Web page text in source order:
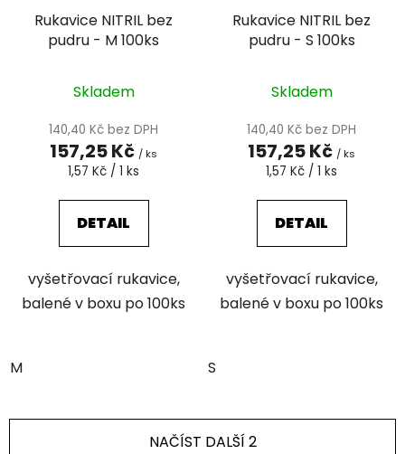
Rukavice NITRIL bez
pudru - M 100ks
Skladem
140,40 Kč bez DPH
157,25 Kč / ks
Měrná
1,57 Kč / 1 ks
DETAIL
vyšetřovací rukavice,
balené v boxu po 100ks
M
Rukavice NITRIL bez
pudru - S 100ks
Skladem
140,40 Kč bez DPH
157,25 Kč / ks
Měrná
1,57 Kč / 1 ks
DETAIL
vyšetřovací rukavice,
balené v boxu po 100ks
S
NAČÍST DALŠÍ 2